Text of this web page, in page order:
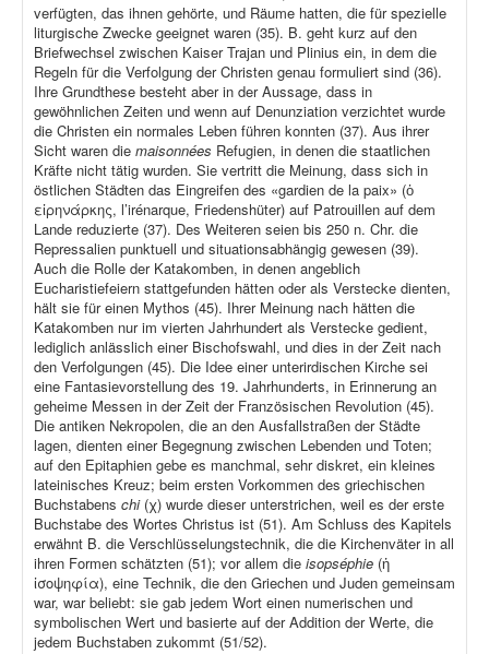
verfügten, das ihnen gehörte, und Räume hatten, die für spezielle
liturgische Zwecke geeignet waren (35). B. geht kurz auf den
Briefwechsel zwischen Kaiser Trajan und Plinius ein, in dem die
Regeln für die Verfolgung der Christen genau formuliert sind (36).
Ihre Grundthese besteht aber in der Aussage, dass in
gewöhnlichen Zeiten und wenn auf Denunziation verzichtet wurde
die Christen ein normales Leben führen konnten (37). Aus ihrer
Sicht waren die maisonnées Refugien, in denen die staatlichen
Kräfte nicht tätig wurden. Sie vertritt die Meinung, dass sich in
östlichen Städten das Eingreifen des «gardien de la paix» (ὁ
εἰρηνάρκης, l’irénarque, Friedenshüter) auf Patrouillen auf dem
Lande reduzierte (37). Des Weiteren seien bis 250 n. Chr. die
Repressalien punktuell und situationsabhängig gewesen (39).
Auch die Rolle der Katakomben, in denen angeblich
Eucharistiefeiern stattgefunden hätten oder als Verstecke dienten,
hält sie für einen Mythos (45). Ihrer Meinung nach hätten die
Katakomben nur im vierten Jahrhundert als Verstecke gedient,
lediglich anlässlich einer Bischofswahl, und dies in der Zeit nach
den Verfolgungen (45). Die Idee einer unterirdischen Kirche sei
eine Fantasievorstellung des 19. Jahrhunderts, in Erinnerung an
geheime Messen in der Zeit der Französischen Revolution (45).
Die antiken Nekropolen, die an den Ausfallstraßen der Städte
lagen, dienten einer Begegnung zwischen Lebenden und Toten;
auf den Epitaphien gebe es manchmal, sehr diskret, ein kleines
lateinisches Kreuz; beim ersten Vorkommen des griechischen
Buchstabens chi (χ) wurde dieser unterstrichen, weil es der erste
Buchstabe des Wortes Christus ist (51). Am Schluss des Kapitels
erwähnt B. die Verschlüsselungstechnik, die die Kirchenväter in all
ihren Formen schätzten (51); vor allem die isopséphie (ἡ
ἰσοψηφία), eine Technik, die den Griechen und Juden gemeinsam
war, war beliebt: sie gab jedem Wort einen numerischen und
symbolischen Wert und basierte auf der Addition der Werte, die
jedem Buchstaben zukommt (51/52).